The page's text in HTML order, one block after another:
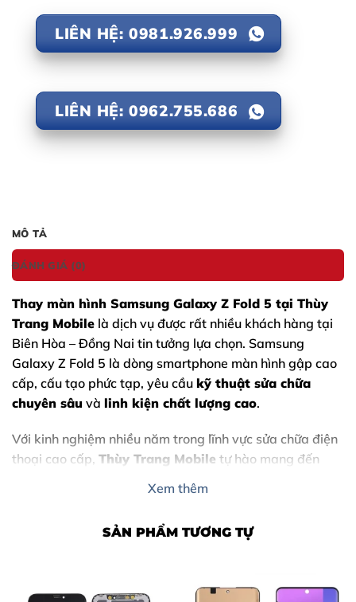
LIÊN HỆ: 0981.926.999
LIÊN HỆ: 0962.755.686
MÔ TẢ
ĐÁNH GIÁ (0)
Thay màn hình Samsung Galaxy Z Fold 5 tại Thùy
Trang Mobile là dịch vụ được rất nhiều khách hàng tại
Biên Hòa – Đồng Nai tin tưởng lựa chọn. Samsung
Galaxy Z Fold 5 là dòng smartphone màn hình gập cao
cấp, cấu tạo phức tạp, yêu cầu kỹ thuật sửa chữa
chuyên sâu và linh kiện chất lượng cao.
Với kinh nghiệm nhiều năm trong lĩnh vực sửa chữa điện
thoại cao cấp, Thùy Trang Mobile tự hào mang đến
chính xác – an toàn – chuẩn kỹ thuật
Xem thêm
SẢN PHẨM TƯƠNG TỰ